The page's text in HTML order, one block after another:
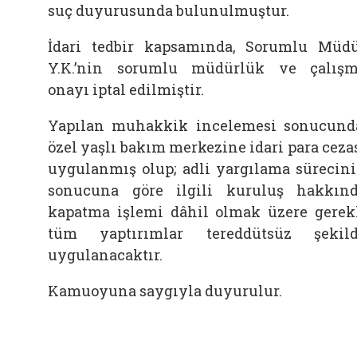
suç duyurusunda bulunulmuştur.
İdari tedbir kapsamında, Sorumlu
Y.K.’nin sorumlu müdürlük ve
onayı iptal edilmiştir.
Yapılan muhakkik incelemesi
özel yaşlı bakım merkezine idari para
uygulanmış olup; adli yargılama
sonucuna göre ilgili kuruluş
kapatma işlemi dâhil olmak üzere
tüm yaptırımlar tereddütsüz
uygulanacaktır.
Kamuoyuna saygıyla duyurulur.